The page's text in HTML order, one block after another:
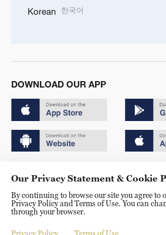
Korean 한국어
DOWNLOAD OUR APP
京ICP备20000184号
京公网安备 11010502050052号
Disinformation report hotline: 010-85061466
Our Privacy Statement & Cookie
By continuing to browse our site you agree to
Privacy Policy and Terms of Use. You can
through your browser.
Privacy Policy Terms of Use